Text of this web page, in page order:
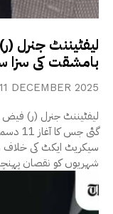
بامشقت کی سزا
11 DECEMBER 2025
سیکریٹ ایکٹ کی خلاف
شہریوں کو نقصان